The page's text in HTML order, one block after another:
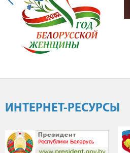
ИНТЕРНЕТ-РЕСУРСЫ